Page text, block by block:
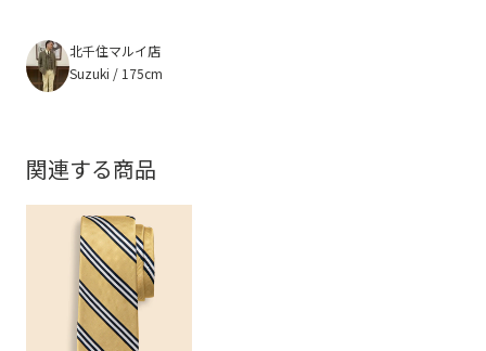
北千住マルイ店
Suzuki / 175cm
関連する商品